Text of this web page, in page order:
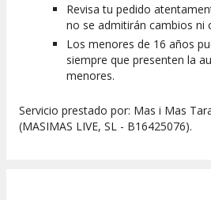
Revisa tu pedido
no se admitirán cambios ni
Los menores de 16 años
siempre que presenten la
menores.
Servicio prestado por: Mas i Mas
(MASIMAS LIVE, SL - B16425076).